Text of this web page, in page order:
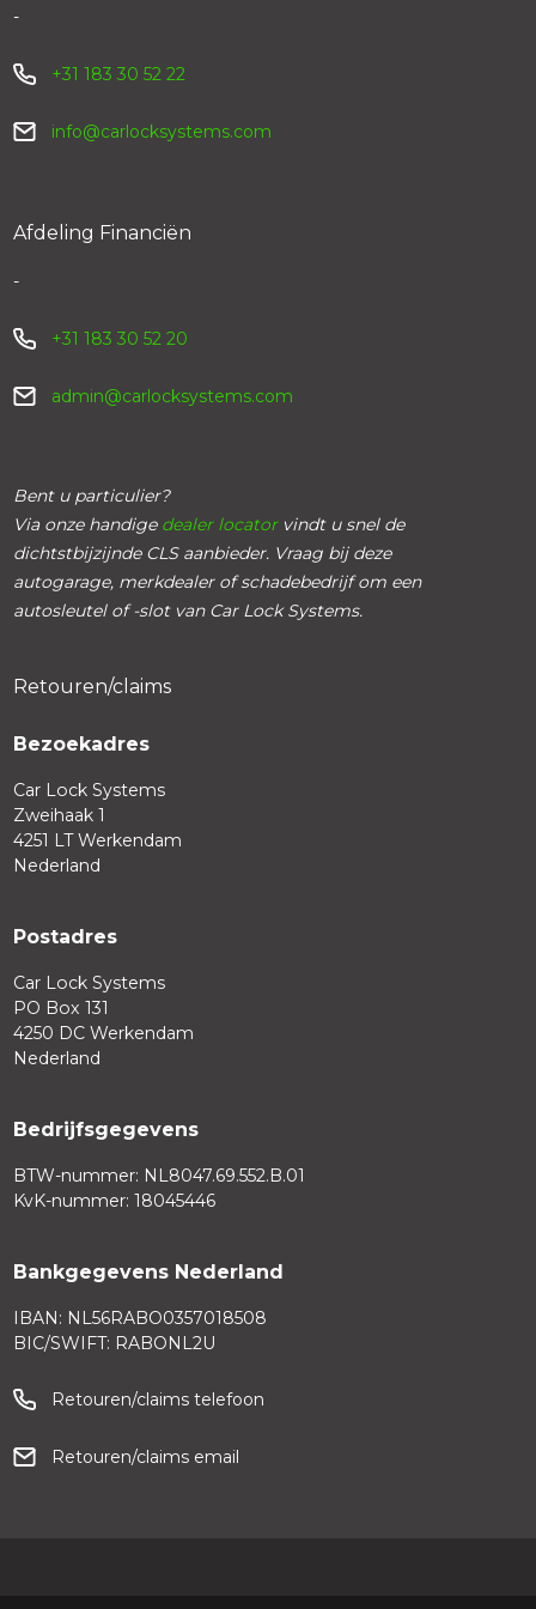
-
+31 183 30 52 22
info@carlocksystems.com
Afdeling Financiën
-
+31 183 30 52 20
admin@carlocksystems.com
Bent u particulier?
Via onze handige dealer locatorvindt u snel de
dichtstbijzijnde CLS aanbieder. Vraag bij deze
autogarage, merkdealer of schadebedrijf om een
autosleutel of -slot van Car Lock Systems.
Retouren/claims
Bezoekadres
Car Lock Systems
Zweihaak 1
4251 LT Werkendam
Nederland
Postadres
Car Lock Systems
PO Box 131
4250 DC Werkendam
Nederland
Bedrijfsgegevens
BTW-nummer: NL8047.69.552.B.01
KvK-nummer: 18045446
Bankgegevens Nederland
IBAN: NL56RABO0357018508
BIC/SWIFT: RABONL2U
Retouren/claims telefoon
Retouren/claims email